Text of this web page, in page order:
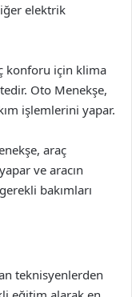
elektrik
konforu için klima
Oto Menekşe,
işlemlerini yapar.
araç
ve aracın
bakımları
teknisyenlerden